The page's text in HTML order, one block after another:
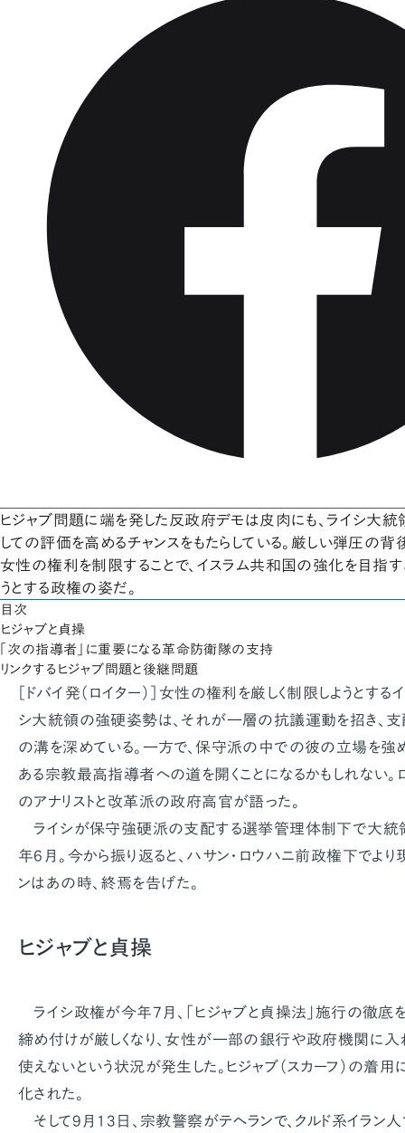
ヒジャブ問題に端を発した反政府デモは皮肉にも、ライシ大統領
しての評価を高めるチャンスをもたらしている。厳しい弾圧の
女性の権利を制限することで、イスラム共和国の強化を目指
うとする政権の姿だ。
目次
ヒジャブと貞操
「次の指導者」に重要になる革命防衛隊の支持
リンクするヒジャブ問題と後継問題
［ドバイ発（ロイター）］女性の権利を厳しく制限しようとする
シ大統領の強硬姿勢は、それが一層の抗議運動を招き、支
の溝を深めている。一方で、保守派の中での彼の立場を強
ある宗教最高指導者への道を開くことになるかもしれない。
のアナリストと改革派の政府高官が語った。
ライシが保守強硬派の支配する選挙管理体制下で大統
年6月。今から振り返ると、ハサン・ロウハニ前政権下でよ
ンはあの時、終焉を告げた。
ヒジャブと貞操
ライシ政権が今年7月、「ヒジャブと貞操法」施行の徹底
締め付けが厳しくなり、女性が一部の銀行や政府機関に
使えないという状況が発生した。ヒジャブ（スカーフ）の着用
化された。
そして9月13日、宗教警察がテヘランで、クルド系イラン